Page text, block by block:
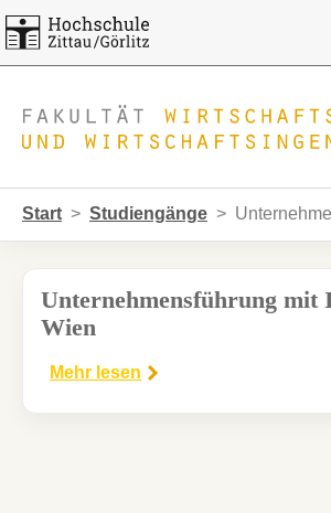
Start Studiengänge
Unternehmensführung mit
Wien
Mehr lesen